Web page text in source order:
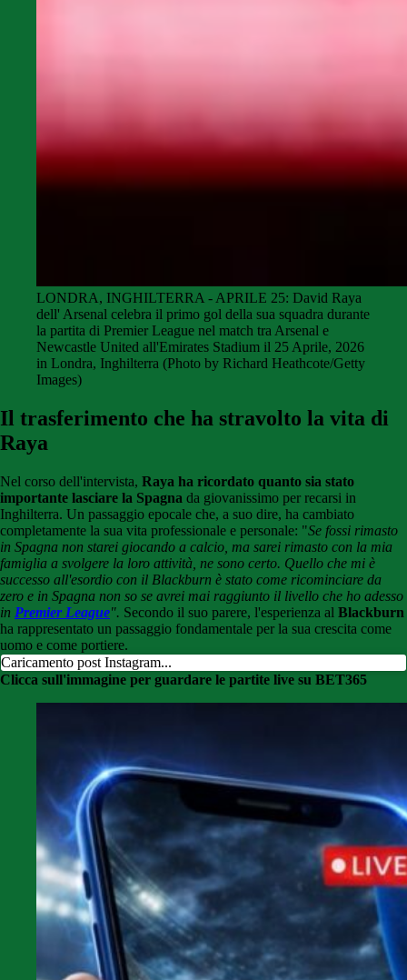
LONDRA, INGHILTERRA - APRILE 25: David Raya
dell' Arsenal celebra il primo gol della sua squadra durante
la partita di Premier League nel match tra Arsenal e
Newcastle United all'Emirates Stadium il 25 Aprile, 2026
in Londra, Inghilterra (Photo by Richard Heathcote/Getty
Images)
Il trasferimento che ha stravolto la vita di
Raya
Nel corso dell'intervista, Raya ha ricordato quanto sia stato
importante lasciare la Spagna da giovanissimo per recarsi in
Inghilterra. Un passaggio epocale che, a suo dire, ha cambiato
completamente la sua vita professionale e personale: "Se fossi rimasto
in Spagna non starei giocando a calcio, ma sarei rimasto con la mia
famiglia a svolgere la loro attività, ne sono certo. Quello che mi è
successo all'esordio con il Blackburn è stato come ricominciare da
zero e in Spagna non so se avrei mai raggiunto il livello che ho adesso
in Premier League". Secondo il suo parere, l'esperienza al Blackburn
ha rappresentato un passaggio fondamentale per la sua crescita come
uomo e come portiere.
Caricamento post Instagram...
Clicca sull'immagine per guardare le partite live su BET365